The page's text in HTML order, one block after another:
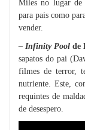
Miles no lugar de
para pais como
vender.
– Infinity Pool de
sapatos do pai
filmes de terror,
nutriente. Este,
requintes de
de desespero.